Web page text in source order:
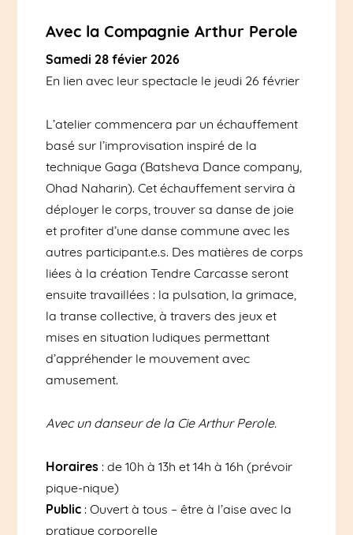
Avec la Compagnie Arthur Perole
Samedi 28 févier 2026
En lien avec leur spectacle le jeudi 26 février
L’atelier commencera par un échauffement
basé sur l’improvisation inspiré de la
technique Gaga (Batsheva Dance company,
Ohad Naharin). Cet échauffement servira à
déployer le corps, trouver sa danse de joie
et profiter d’une danse commune avec les
autres participant.e.s. Des matières de corps
liées à la création Tendre Carcasse seront
ensuite travaillées : la pulsation, la grimace,
la transe collective, à travers des jeux et
mises en situation ludiques permettant
d’appréhender le mouvement avec
amusement.
Avec un danseur de la Cie Arthur Perole.
Horaires: de 10h à 13h et 14h à 16h (prévoir
pique-nique)
Public: Ouvert à tous – être à l’aise avec la
pratique corporelle